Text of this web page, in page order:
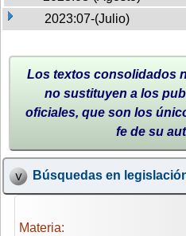
2023:07-(Julio)
Los textos consolidados
no sustituyen a los
oficiales, que son los
fe de su
Búsquedas en
Materia: